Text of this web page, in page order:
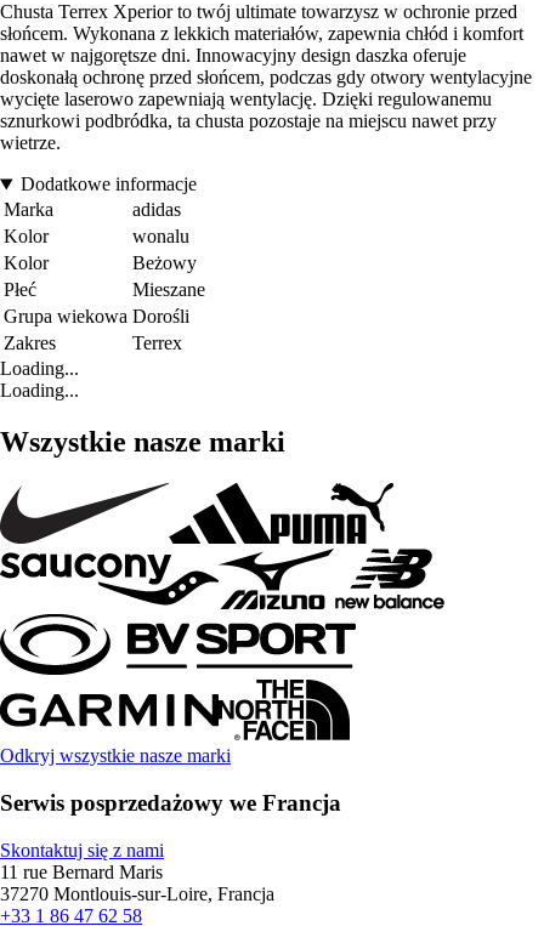
Chusta Terrex Xperior to twój ultimate towarzysz w ochronie przed
słońcem. Wykonana z lekkich materiałów, zapewnia chłód i komfort
nawet w najgorętsze dni. Innowacyjny design daszka oferuje
doskonałą ochronę przed słońcem, podczas gdy otwory wentylacyjne
wycięte laserowo zapewniają wentylację. Dzięki regulowanemu
sznurkowi podbródka, ta chusta pozostaje na miejscu nawet przy
wietrze.
Dodatkowe informacje
Marka
adidas
Kolor
wonalu
Kolor
Beżowy
Płeć
Mieszane
Grupa wiekowa Dorośli
Zakres
Terrex
Loading...
Loading...
Wszystkie nasze marki
Odkryj wszystkie nasze marki
Serwis posprzedażowy we Francja
Skontaktuj się z nami
11 rue Bernard Maris
37270 Montlouis-sur-Loire, Francja
+33 1 86 47 62 58